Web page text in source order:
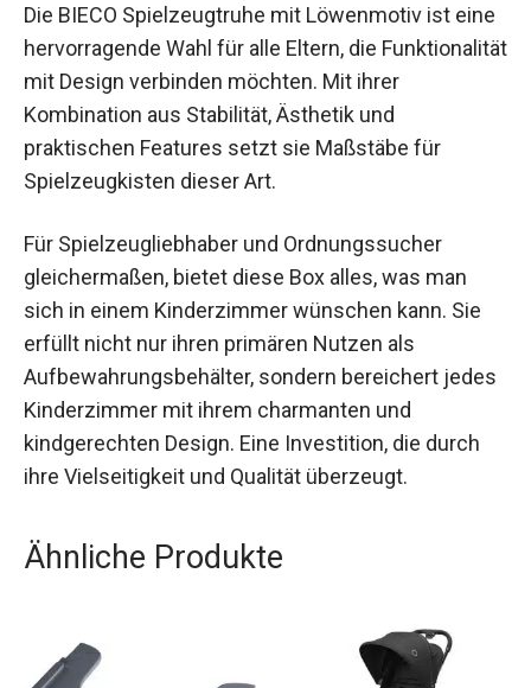
Die BIECO Spielzeugtruhe mit Löwenmotiv ist eine
hervorragende Wahl für alle Eltern, die Funktionalität
mit Design verbinden möchten. Mit ihrer
Kombination aus Stabilität, Ästhetik und
praktischen Features setzt sie Maßstäbe für
Spielzeugkisten dieser Art.
Für Spielzeugliebhaber und Ordnungssucher
gleichermaßen, bietet diese Box alles, was man
sich in einem Kinderzimmer wünschen kann. Sie
erfüllt nicht nur ihren primären Nutzen als
Aufbewahrungsbehälter, sondern bereichert jedes
Kinderzimmer mit ihrem charmanten und
kindgerechten Design. Eine Investition, die durch
ihre Vielseitigkeit und Qualität überzeugt.
Ähnliche Produkte